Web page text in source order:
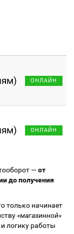
ОНЛАЙН
ОНЛАЙН
—от
до получения
только начинает
«магазинной»
логику работы